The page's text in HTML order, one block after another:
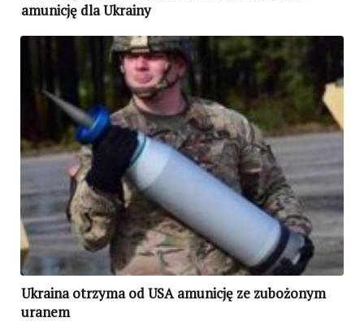
amunicję dla Ukrainy
Ukraina otrzyma od USA amunicję ze zubożonym
uranem